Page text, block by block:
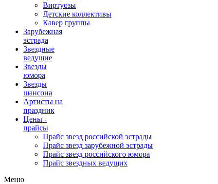
Виртуозы
Детские коллективы
Кавер группы
Зарубежная
эстрада
Звездные
ведущие
Звезды
юмора
Звезды
шансона
Артисты на
праздник
Цены -
прайсы
Прайс звезд российской эстрады
Прайс звезд зарубежной эстрады
Прайс звезд российского юмора
Прайс звездных ведущих
Меню